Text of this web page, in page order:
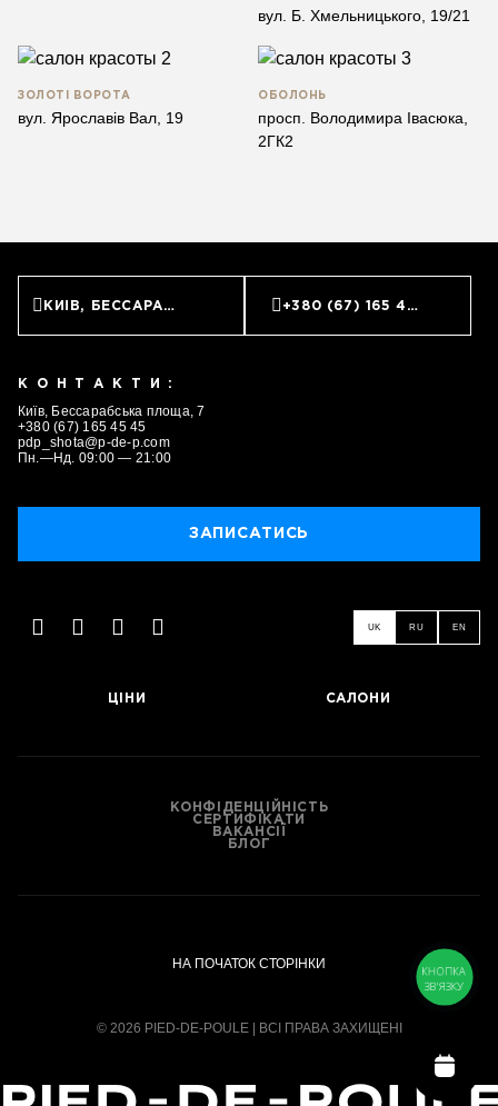
вул. Б. Хмельницького, 19/21
ЗОЛОТІ ВОРОТА
вул. Ярославів Вал, 19
ОБОЛОНЬ
просп. Володимира Івасюка,
2ГК2
КИЇВ, БЕССАРАБСЬКА ПЛОЩА, 7 +380 (67) 165 45 45
КОНТАКТИ:
Київ, Бессарабська площа, 7
+380 (67) 165 45 45
pdp_shota@p-de-p.com
Пн.—Нд. 09:00 — 21:00
ЗАПИСАТИСЬ
UK RU EN
ЦІНИ САЛОНИ
КОНФІДЕНЦІЙНІСТЬ
СЕРТИФІКАТИ
ВАКАНСІЇ
БЛОГ
НА ПОЧАТОК СТОРІНКИ
© 2026 PIED-DE-POULE | ВСІ ПРАВА ЗАХИЩЕНІ
ЗАПИСАТИСЬ
КНОПКА
ЗВ'ЯЗКУ